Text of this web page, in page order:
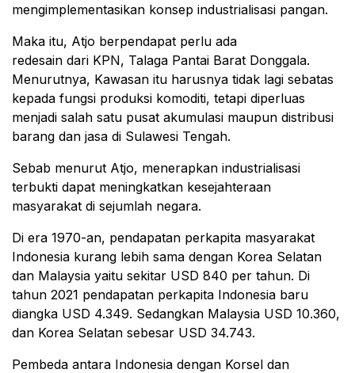
mengimplementasikan konsep industrialisasi pangan.
Maka itu, Atjo berpendapat perlu ada
redesain dari KPN, Talaga Pantai Barat Donggala.
Menurutnya, Kawasan itu harusnya tidak lagi sebatas
kepada fungsi produksi komoditi, tetapi diperluas
menjadi salah satu pusat akumulasi maupun distribusi
barang dan jasa di Sulawesi Tengah.
Sebab menurut Atjo, menerapkan industrialisasi
terbukti dapat meningkatkan kesejahteraan
masyarakat di sejumlah negara.
Di era 1970-an, pendapatan perkapita masyarakat
Indonesia kurang lebih sama dengan Korea Selatan
dan Malaysia yaitu sekitar USD 840 per tahun. Di
tahun 2021 pendapatan perkapita Indonesia baru
diangka USD 4.349. Sedangkan Malaysia USD 10.360,
dan Korea Selatan sebesar USD 34.743.
Pembeda antara Indonesia dengan Korsel dan